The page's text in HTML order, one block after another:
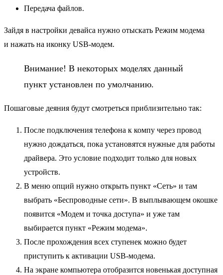
Передача файлов.
Зайдя в настройки девайса нужно отыскать Режим модема
и нажать на иконку USB-модем.
Внимание! В некоторых моделях данный
пункт установлен по умолчанию.
Пошаговые деяния будут смотреться приблизительно так:
После подключения телефона к компу через провод
нужно дождаться, пока установятся нужные для работы
драйвера. Это условие подходит только для новых
устройств.
В меню опций нужно открыть пункт «Сеть» и там
выбрать «Беспроводные сети». В выплывающем окошке
появится «Модем и точка доступа» и уже там
выбирается пункт «Режим модема».
После прохождения всех ступенек можно будет
приступить к активации USB-модема.
На экране компьютера отобразится новенькая доступная